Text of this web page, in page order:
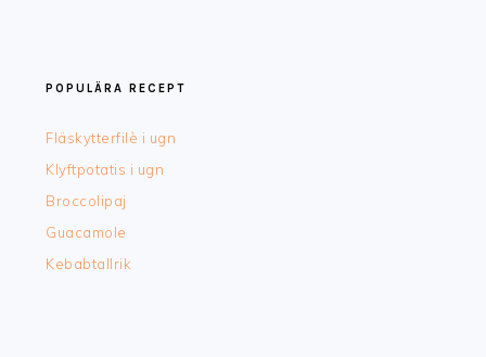
POPULÄRA RECEPT
Fläskytterfilè i ugn
Klyftpotatis i ugn
Broccolipaj
Guacamole
Kebabtallrik